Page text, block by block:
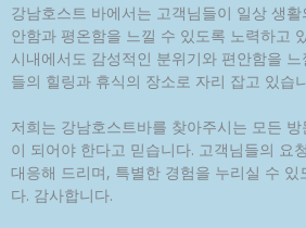
강남호스트 바에서는 고객님들이 일상 생
안함과 평온함을 느낄 수 있도록 노력하고
시내에서도 감성적인 분위기와 편안함을
들의 힐링과 휴식의 장소로 자리 잡고 있습
저희는 강남호스트바를 찾아주시는 모든
이 되어야 한다고 믿습니다. 고객님들의 요
대응해 드리며, 특별한 경험을 누리실 수 있
다. 감사합니다.